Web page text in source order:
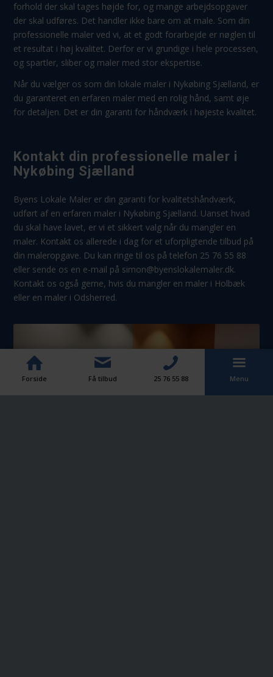
forhold der skal tages højde for, og mange arbejdsopgaver
der skal udføres. Det handler ikke bare om at male. Som din
professionelle maler ved vi, at et godt forarbejde er nøglen til
et resultat i høj kvalitet. Derfor er vi grundige i hele processen,
og spartler, sliber og maler med stor ekspertise.
Når du vælger os som din lokale maler i Nykøbing Sjælland, er
du garanteret en erfaren maler med en rolig hånd, samt øje
for detaljen. Det er din garanti for håndværk i højeste kvalitet.
Kontakt din professionelle maler i
Nykøbing Sjælland
Byens Lokale Maler er din garanti for kvalitetshåndværk,
udført af en erfaren maler i Nykøbing Sjælland. Uanset hvad
du skal have lavet, er vi et sikkert valg når du mangler en
maler. Kontakt os allerede i dag for et uforpligtende tilbud på
din maleropgave. Du kan ringe til os på telefon 25 76 55 88
eller sende os en e-mail på simon@byenslokalemaler.dk.
Kontakt os også gerne, hvis du mangler en maler i Holbæk
eller en maler i Odsherred.
Forside Få tilbud 25 76 55 88 Menu